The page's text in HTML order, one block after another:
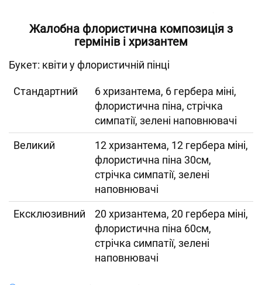
Жалобна флористична композиція з
гермінів і хризантем
Букет: квіти у флористичній пінці
Cтандартний
6 хризантема, 6 гербера міні,
флористична піна, стрічка
симпатії, зелені наповнювачі
Великий
12 хризантема, 12 гербера міні,
флористична піна 30см,
стрічка симпатії, зелені
наповнювачі
Ексклюзивний
20 хризантема, 20 гербера міні,
флористична піна 60см,
стрічка симпатії, зелені
наповнювачі